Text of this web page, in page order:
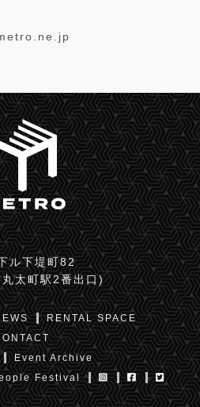
ル下堤町82
太町駅2番出口)
RENTAL SPACE
Event Archive
Festival